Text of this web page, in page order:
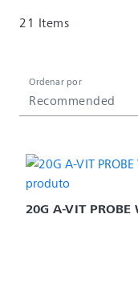
21 Items
Recommended
Ordenar por
20G A-VIT PROBE